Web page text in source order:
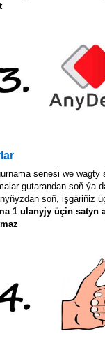
senesi we wagty
gutarandan soň ýa-
soň, işgäriňiz
1 ulanyjy üçin satyn